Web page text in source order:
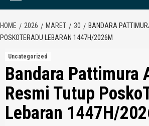
HOME 2026 MARET 30
BANDARA
POSKOTERADU LEBARAN 1447H/2026M
Uncategorized
Bandara Pattimura
Resmi Tutup
Lebaran 1447H/